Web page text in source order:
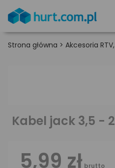
Strona główna > Akcesoria
Kabel jack 3,5 -
5,99 zł brutto